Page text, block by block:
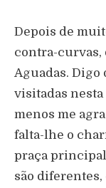
Depois de
contra-curvas,
Aguadas. Digo
visitadas nesta
menos me
falta-lhe o
praça principal
são